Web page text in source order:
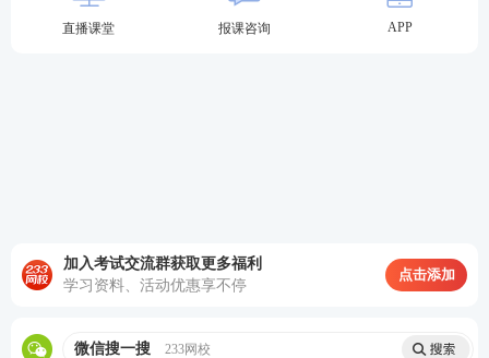
1.已取得公路工程造价人员资格证书（甲级）；
考试合格后，核发人力资源社会保障部门统一印制
执业专业类别的依据。
直播课堂 报课咨询 APP
加入考试交流群获取更多福利
学习资料、活动优惠享不停
点击添加
微信搜一搜 233网校